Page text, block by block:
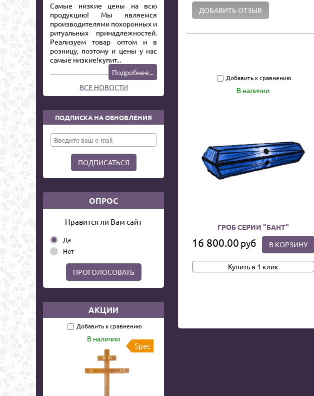
Самые низкие цены на всю
продукцию! Мы являемся
производителями похоронных и
ритуальных принадлежностей.
Реализуем товар оптом и в
розницу, поэтому и цены у нас
самые низкие!купит...
Подробнее...
ВСЕ НОВОСТИ
ПОДПИСКА НА ОБНОВЛЕНИЯ
ПОДПИСАТЬСЯ
ОПРОС
Нравится ли Вам сайт
Да
Нет
ПРОГОЛОСОВАТЬ
АКЦИИ
Добавить к сравнению
В наличии
Spec
Добавить к сравнению
В наличии
ГРОБ СЕРИИ "БАНТ"
16 800.00 руб В КОРЗИНУ
Купить в 1 клик